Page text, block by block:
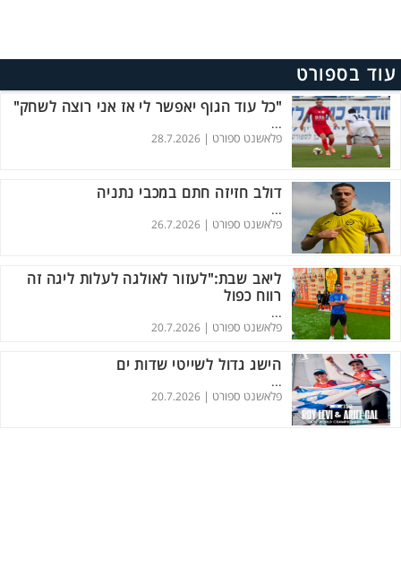
עוד בספורט
"כל עוד הגוף יאפשר לי אז אני רוצה לשחק"
...
פלאשנט ספורט | 28.7.2026
דולב חזיזה חתם במכבי נתניה
...
פלאשנט ספורט | 26.7.2026
ליאב שבת:"לעזור לאולגה לעלות ליגה זה
רווח כפול
...
פלאשנט ספורט | 20.7.2026
הישג גדול לשייטי שדות ים
...
פלאשנט ספורט | 20.7.2026